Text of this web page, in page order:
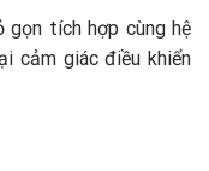
gọn tích hợp cùng hệ
cảm giác điều khiển